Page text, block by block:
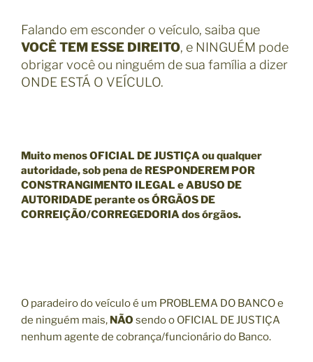
Falando em esconder o veículo, saiba que
VOCÊ TEM ESSE DIREITO, e NINGUÉM pode
obrigar você ou ninguém de sua família a dizer
ONDE ESTÁ O VEÍCULO.
Muito menosOFICIAL DE JUSTIÇAou qualquer
autoridade, sob pena de RESPONDEREM POR
CONSTRANGIMENTO ILEGAL e ABUSO DE
AUTORIDADEperante osÓRGÃOS DE
CORREIÇÃO/CORREGEDORIAdos órgãos.
O paradeiro do veículo é um PROBLEMA DO BANCO e
de ninguém mais, NÃO sendo o OFICIAL DE JUSTIÇA
nenhum agente de cobrança/funcionário do Banco.